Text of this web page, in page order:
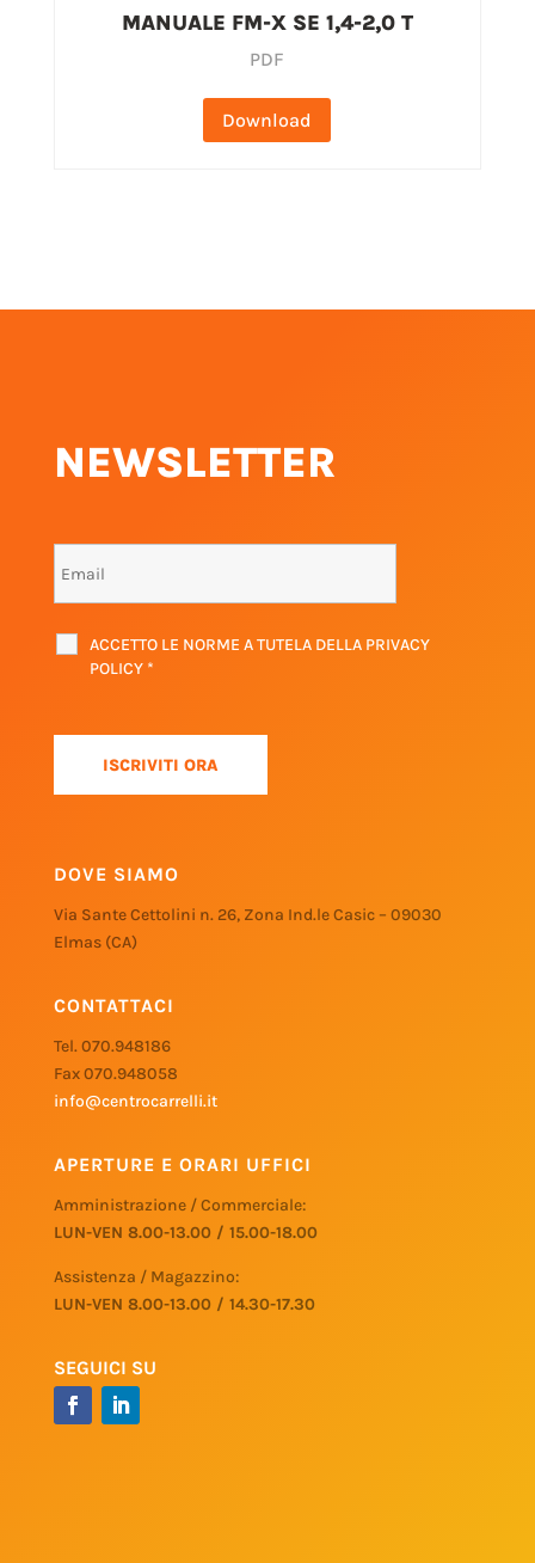
MANUALE FM-X SE 1,4-2,0 T
PDF
Download
NEWSLETTER
ACCETTO LE NORME A TUTELA DELLA PRIVACY
POLICY *
DOVE SIAMO
Via Sante Cettolini n. 26, Zona Ind.le Casic – 09030
Elmas (CA)
CONTATTACI
Tel. 070.948186
Fax 070.948058
info@centrocarrelli.it
APERTURE E ORARI UFFICI
Amministrazione / Commerciale:
LUN-VEN 8.00-13.00 / 15.00-18.00
Assistenza / Magazzino:
LUN-VEN 8.00-13.00 / 14.30-17.30
SEGUICI SU